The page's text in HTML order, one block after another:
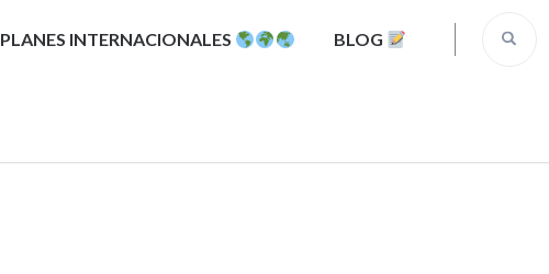
PLANES INTERNACIONALES BLOG